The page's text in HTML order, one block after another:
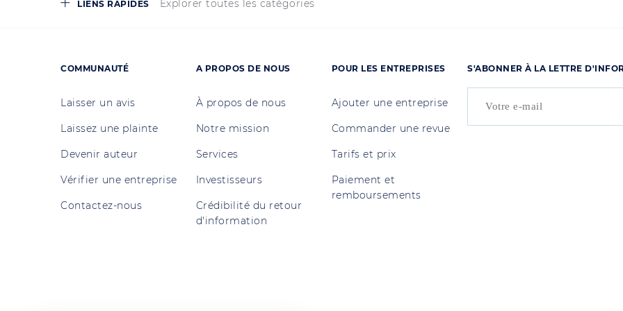
LIENS RAPIDES Explorer toutes les catégories
COMMUNAUTÉ
Laisser un avis
Laissez une plainte
Devenir auteur
Vérifier une entreprise
Contactez-nous
A PROPOS DE NOUS
À propos de nous
Notre mission
Services
Investisseurs
Crédibilité du retour
d'information
POUR LES ENTREPRISES
Ajouter une entreprise
Commander une revue
Tarifs et prix
Paiement et
remboursements
S'ABONNER À LA LETTRE